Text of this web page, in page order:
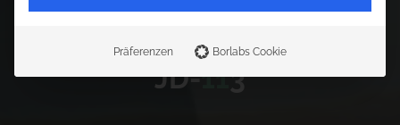
JD-113
Präferenzen Borlabs Cookie